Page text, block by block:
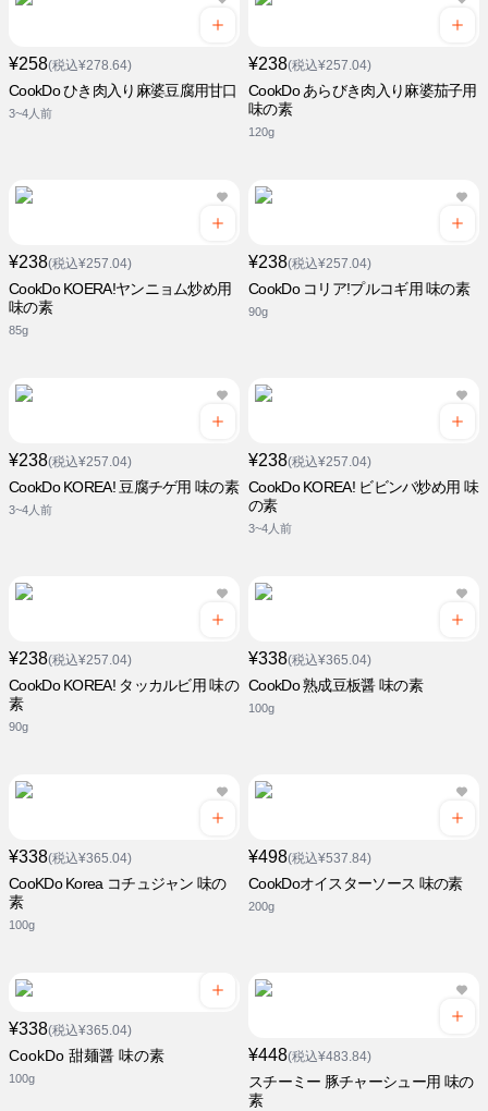
¥258(税込¥278.64)
CookDo ひき肉入り麻婆豆腐用甘口
3~4人前
¥238(税込¥257.04)
CookDo あらびき肉入り麻婆茄子用
味の素
120g
¥238(税込¥257.04)
CookDo KOERA!ヤンニョム炒め用
味の素
85g
¥238(税込¥257.04)
CookDo コリア!プルコギ用 味の素
90g
¥238(税込¥257.04)
CookDo KOREA! 豆腐チゲ用 味の素
3~4人前
¥238(税込¥257.04)
CookDo KOREA! ビビンバ炒め用 味
の素
3~4人前
¥238(税込¥257.04)
CookDo KOREA! タッカルビ用 味の
素
90g
¥338(税込¥365.04)
CookDo 熟成豆板醤 味の素
100g
¥338(税込¥365.04)
CooKDo Korea コチュジャン 味の
素
100g
¥498(税込¥537.84)
CookDoオイスターソース 味の素
200g
¥338(税込¥365.04)
CookDo 甜麺醤 味の素
100g
¥448(税込¥483.84)
スチーミー 豚チャーシュー用 味の
素